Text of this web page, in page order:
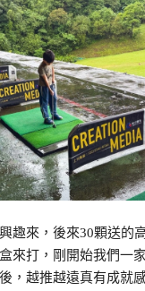
趣來，後來30顆送的
來打，剛開始我們一
，越推越遠真有成就